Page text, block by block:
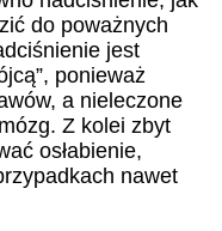
do poważnych
jest
ponieważ
a nieleczone
Z kolei zbyt
osłabienie,
nawet